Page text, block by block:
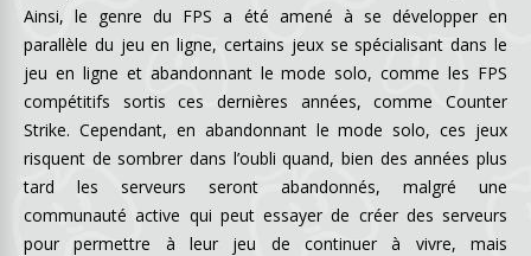
Ainsi, le genre du FPS a été amené à se développer en
parallèle du jeu en ligne, certains jeux se spécialisant dans le
jeu en ligne et abandonnant le mode solo, comme les FPS
compétitifs sortis ces dernières années, comme Counter
Strike. Cependant, en abandonnant le mode solo, ces jeux
risquent de sombrer dans l’oubli quand, bien des années plus
tard les serveurs seront abandonnés, malgré une
communauté active qui peut essayer de créer des serveurs
pour permettre à leur jeu de continuer à vivre, mais